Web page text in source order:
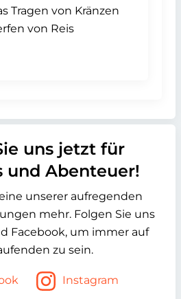
Tragen von Kränzen
von Reis
uns jetzt für
und Abenteuer!
unserer aufregenden
mehr. Folgen Sie uns
Facebook, um immer auf
zu sein.
Instagram